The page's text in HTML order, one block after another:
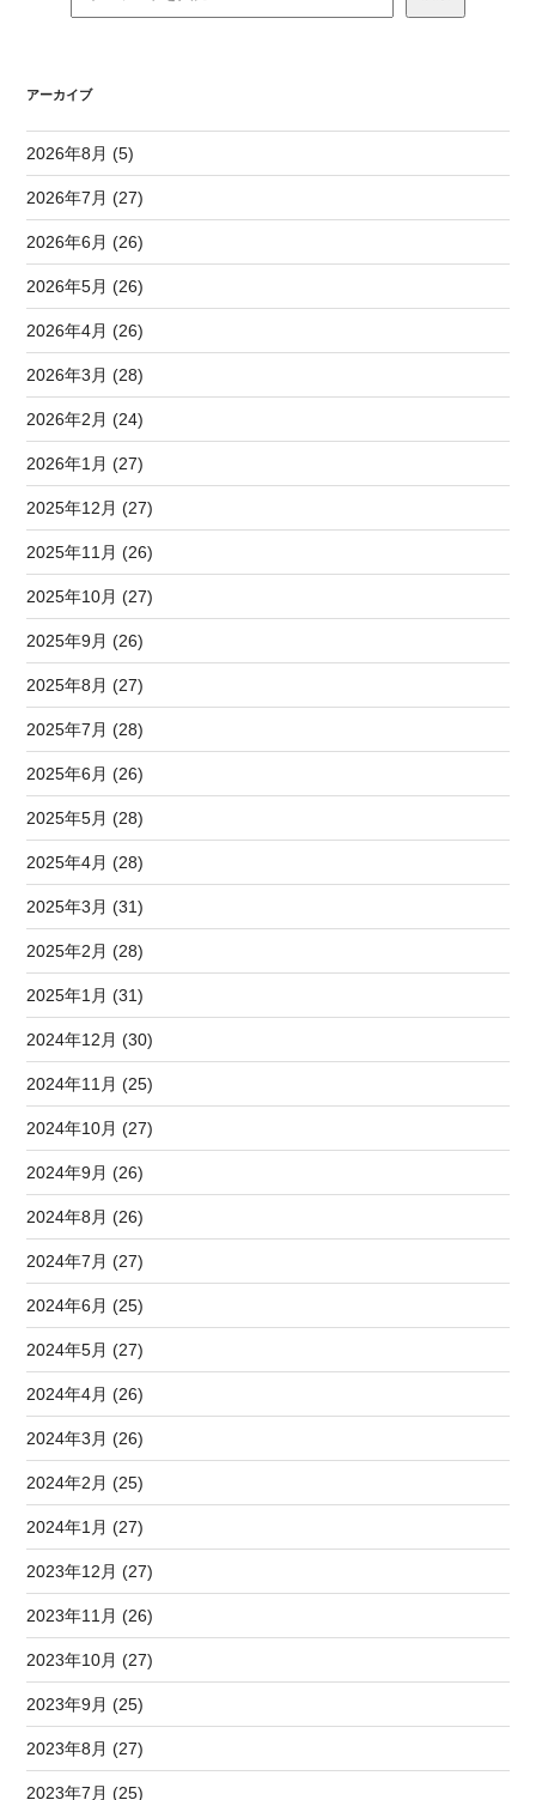
アーカイブ
2026年8月 (5)
2026年7月 (27)
2026年6月 (26)
2026年5月 (26)
2026年4月 (26)
2026年3月 (28)
2026年2月 (24)
2026年1月 (27)
2025年12月 (27)
2025年11月 (26)
2025年10月 (27)
2025年9月 (26)
2025年8月 (27)
2025年7月 (28)
2025年6月 (26)
2025年5月 (28)
2025年4月 (28)
2025年3月 (31)
2025年2月 (28)
2025年1月 (31)
2024年12月 (30)
2024年11月 (25)
2024年10月 (27)
2024年9月 (26)
2024年8月 (26)
2024年7月 (27)
2024年6月 (25)
2024年5月 (27)
2024年4月 (26)
2024年3月 (26)
2024年2月 (25)
2024年1月 (27)
2023年12月 (27)
2023年11月 (26)
2023年10月 (27)
2023年9月 (25)
2023年8月 (27)
2023年7月 (25)